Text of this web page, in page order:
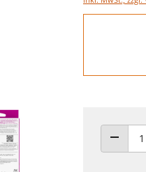
Staffelpreise -
ANZAHL